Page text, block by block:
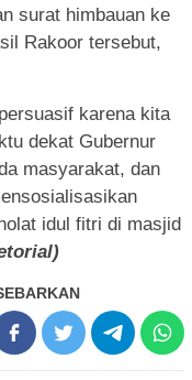
surat himbauan ke
Rakoor tersebut,
karena kita
dekat Gubernur
masyarakat, dan
idul fitri di masjid